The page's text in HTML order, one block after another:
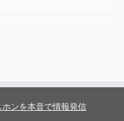
ンを本音で情報発信